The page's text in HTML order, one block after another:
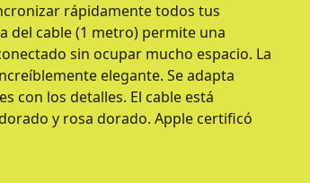
rápidamente todos tus
del cable (1 metro) permite una
sin ocupar mucho espacio. La
elegante. Se adapta
con los detalles. El cable está
y rosa dorado. Apple certificó